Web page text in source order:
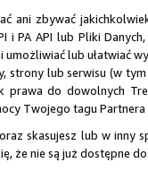
ani zbywać
i PA API lub Pliki
umożliwiać lub ułatwiać
lub serwisu (w
prawa do dowolnych
Twojego tagu
skasujesz lub w
że nie są już dostępne